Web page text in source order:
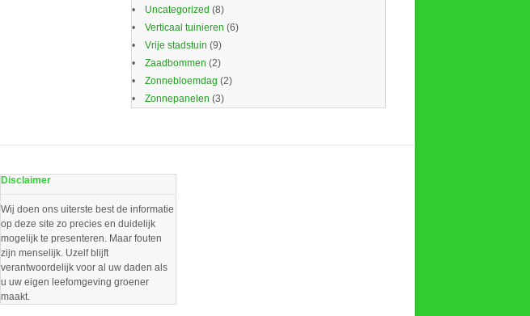
Uncategorized (8)
Verticaal tuinieren (6)
Vrije stadstuin (9)
Zaadbommen (2)
Zonnebloemdag (2)
Zonnepanelen (3)
Disclaimer
Wij doen ons uiterste best de informatie
op deze site zo precies en duidelijk
mogelijk te presenteren. Maar fouten
zijn menselijk. Uzelf blijft
verantwoordelijk voor al uw daden als
u uw eigen leefomgeving groener
maakt.